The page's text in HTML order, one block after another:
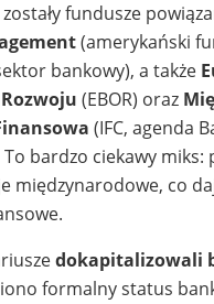
fundusze
(amerykański
bankowy), a także
(EBOR) oraz
(IFC, agenda
bardzo ciekawy miks:
międzynarodowe, co
dokapitalizowali
formalny status